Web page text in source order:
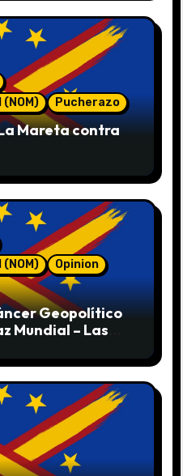
Pucherazo
Mareta contra
Opinion
Geopolítico
Mundial – Las